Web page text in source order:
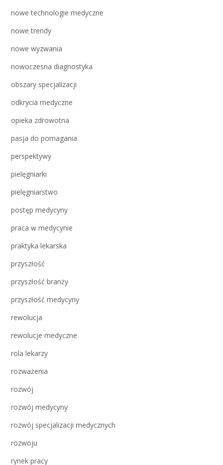
nowe technologie medyczne
nowe trendy
nowe wyzwania
nowoczesna diagnostyka
obszary specjalizacji
odkrycia medyczne
opieka zdrowotna
pasja do pomagania
perspektywy
pielęgniarki
pielęgniarstwo
postęp medycyny
praca w medycynie
praktyka lekarska
przyszłość
przyszłość branży
przyszłość medycyny
rewolucja
rewolucje medyczne
rola lekarzy
rozważenia
rozwój
rozwój medycyny
rozwój specjalizacji medycznych
rozwoju
rynek pracy